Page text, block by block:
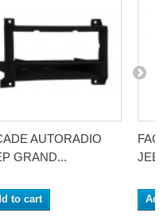
AUTORADIO
GRAND...
to cart